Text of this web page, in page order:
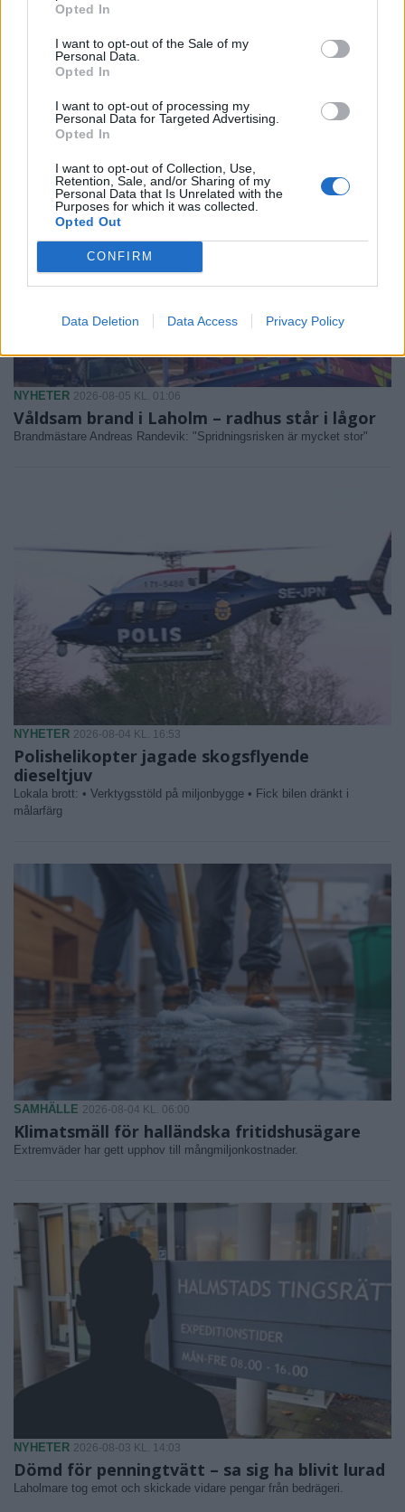
Opted In
I want to opt-out of the Sale of my
Personal Data.
Opted In
I want to opt-out of processing my
Personal Data for Targeted Advertising.
Opted In
I want to opt-out of Collection, Use,
Retention, Sale, and/or Sharing of my
Personal Data that Is Unrelated with the
Purposes for which it was collected.
Opted Out
CONFIRM
Data Deletion Data Access Privacy Policy
NYHETER 2026-08-05 KL. 01:06
Våldsam brand i Laholm – radhus står i lågor
Brandmästare Andreas Randevik: "Spridningsrisken är mycket stor"
NYHETER 2026-08-04 KL. 16:53
Polishelikopter jagade skogsflyende
dieseltjuv
Lokala brott: • Verktygsstöld på miljonbygge • Fick bilen dränkt i
målarfärg
SAMHÄLLE 2026-08-04 KL. 06:00
Klimatsmäll för halländska fritidshusägare
Extremväder har gett upphov till mångmiljonkostnader.
NYHETER 2026-08-03 KL. 14:03
Dömd för penningtvätt – sa sig ha blivit lurad
Laholmare tog emot och skickade vidare pengar från bedrägeri.